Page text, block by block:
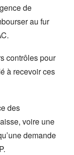
de
au fur
contrôles pour
à recevoir ces
des
voire une
demande